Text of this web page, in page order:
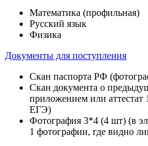
Математика (профильная)
Русский язык
Физика
Документы для поступления
Скан паспорта РФ
Скан документа о
приложением или аттестат
ЕГЭ)
Фотография 3*4 (4 шт) (в
1 фотографии, где видно